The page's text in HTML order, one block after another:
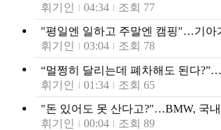
휘기인
04:34 조회 77
휘기인
03:04 조회 78
휘기인
01:34 조회 65
휘기인
00:04 조회 89